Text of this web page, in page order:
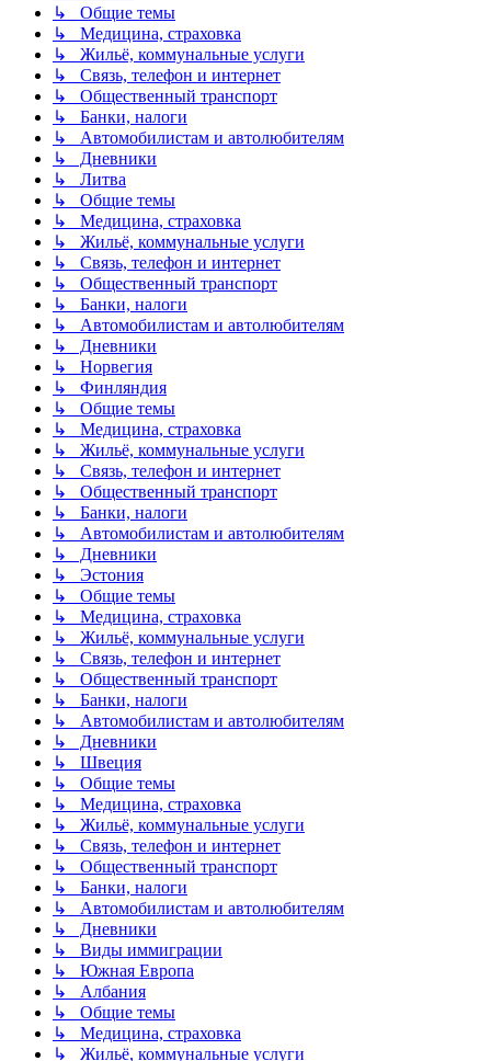
↳ Общие темы
↳ Медицина, страховка
↳ Жильё, коммунальные услуги
↳ Связь, телефон и интернет
↳ Общественный транспорт
↳ Банки, налоги
↳ Автомобилистам и автолюбителям
↳ Дневники
↳ Литва
↳ Общие темы
↳ Медицина, страховка
↳ Жильё, коммунальные услуги
↳ Связь, телефон и интернет
↳ Общественный транспорт
↳ Банки, налоги
↳ Автомобилистам и автолюбителям
↳ Дневники
↳ Норвегия
↳ Финляндия
↳ Общие темы
↳ Медицина, страховка
↳ Жильё, коммунальные услуги
↳ Связь, телефон и интернет
↳ Общественный транспорт
↳ Банки, налоги
↳ Автомобилистам и автолюбителям
↳ Дневники
↳ Эстония
↳ Общие темы
↳ Медицина, страховка
↳ Жильё, коммунальные услуги
↳ Связь, телефон и интернет
↳ Общественный транспорт
↳ Банки, налоги
↳ Автомобилистам и автолюбителям
↳ Дневники
↳ Швеция
↳ Общие темы
↳ Медицина, страховка
↳ Жильё, коммунальные услуги
↳ Связь, телефон и интернет
↳ Общественный транспорт
↳ Банки, налоги
↳ Автомобилистам и автолюбителям
↳ Дневники
↳ Виды иммиграции
↳ Южная Европа
↳ Албания
↳ Общие темы
↳ Медицина, страховка
↳ Жильё, коммунальные услуги